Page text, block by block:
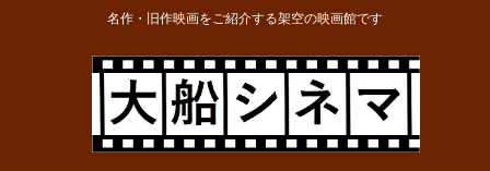
名作・旧作映画をご紹介する架空の映画館です